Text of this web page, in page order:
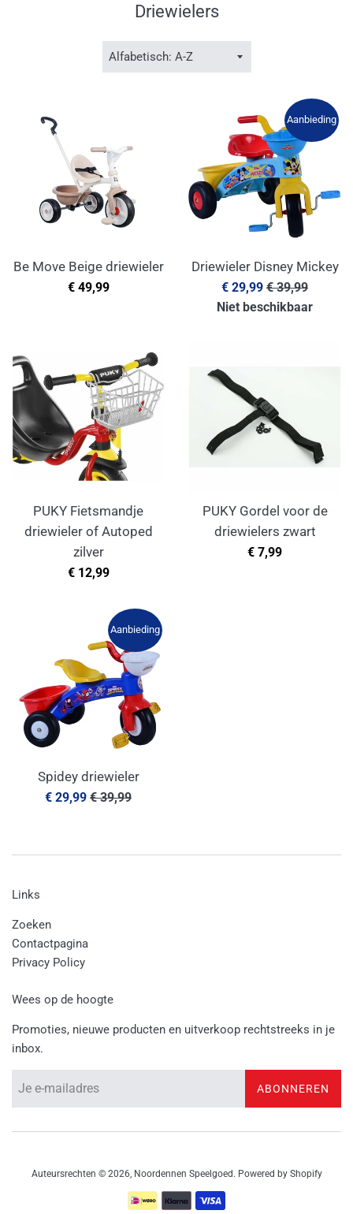
Driewielers
Sorteer
op
Be Move Beige driewieler
Normale
€ 49,99
Driewieler Disney Mickey
Aanbiedingsprijs
€ 29,99 Normale
prijs
€ 39,99
Aanbieding
Niet beschikbaar
PUKY Fietsmandje
driewieler of Autoped
zilver
Normale
€ 12,99
PUKY Gordel voor de
driewielers zwart
Normale
€ 7,99
Spidey driewieler
Aanbiedingsprijs
€ 29,99 Normale
€ 39,99
Aanbieding
Links
Zoeken
Contactpagina
Privacy Policy
Wees op de hoogte
Promoties, nieuwe producten en uitverkoop rechtstreeks in je
inbox.
ABONNEREN
Auteursrechten © 2026, Noordennen Speelgoed. Powered by Shopify
Betalingspictogrammen